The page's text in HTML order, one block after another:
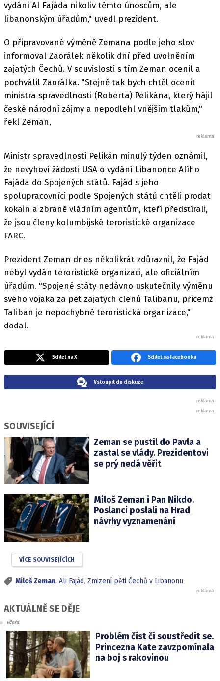
vydání Al Fajáda nikoliv těmto únoscům, ale
libanonským úřadům," uvedl prezident.
O připravované výměně Zemana podle jeho slov
informoval Zaorálek několik dní před uvolněním
zajatých Čechů. V souvislosti s tím Zeman ocenil a
pochválil Zaorálka. "Stejně tak bych chtěl ocenit
ministra spravedlnosti (Roberta) Pelikána, který hájil
české národní zájmy a nepodlehl vnějším tlakům,"
řekl Zeman,
Ministr spravedlnosti Pelikán minulý týden oznámil,
že nevyhoví žádosti USA o vydání Libanonce Alího
Fajáda do Spojených států. Fajád s jeho
spolupracovníci podle Spojených států chtěli prodat
kokain a zbraně vládním agentům, kteří předstírali,
že jsou členy kolumbijské teroristické organizace
FARC.
Prezident Zeman dnes několikrát zdůraznil, že Fajád
nebyl vydán teroristické organizaci, ale oficiálním
úřadům. "Spojené státy nedávno uskutečnily výměnu
svého vojáka za pět zajatých členů Talibanu, přičemž
Taliban je nepochybně teroristická organizace,"
dodal.
Sdílet na X Sdílet na Facebooku
Vstoupit do diskuze
SOUVISEJÍCÍ
Zeman se pustil do Pavla a
zastal se vlády. Prezidentovi
se prý nedá věřit
Miloš Zeman i Pan Nikdo.
Poslanci poslali na Hrad
návrhy vyznamenání
VÍCE SOUVISEJÍCÍCH
Miloš Zeman, Ali Fajád, Zmizení pěti Čechů v Libanonu
AKTUÁLNĚ SE DĚJE
včera
Problém číst či soustředit se.
Princezna Kate zavzpomínala
na boj s rakovinou